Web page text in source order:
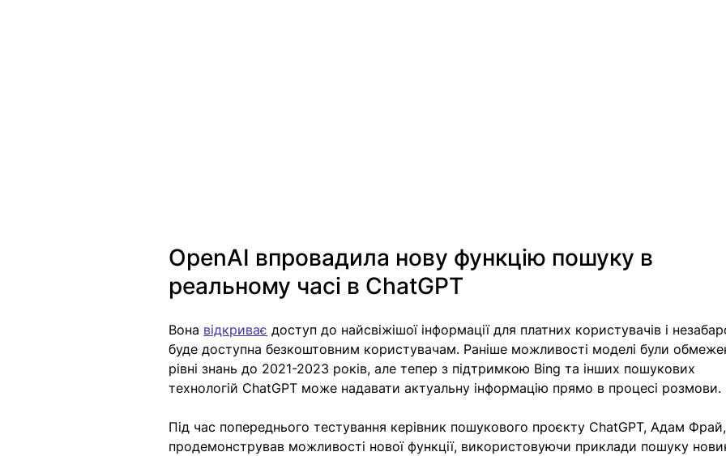
OpenAI впровадила нову функцію пошуку в
реальному часі в ChatGPT
Вона відкриває доступ до найсвіжішої інформації для платних користувачів і
буде доступна безкоштовним користувачам. Раніше можливості моделі були
рівні знань до 2021-2023 років, але тепер з підтримкою Bing та інших пошукових
технологій ChatGPT може надавати актуальну інформацію прямо в процесі розмови.
Під час попереднього тестування керівник пошукового проєкту ChatGPT, Адам Фрай,
продемонстрував можливості нової функції, використовуючи приклади пошуку